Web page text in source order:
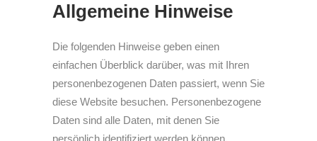
Allgemeine Hinweise
Die folgenden Hinweise geben einen
einfachen Überblick darüber, was mit Ihren
personenbezogenen Daten passiert, wenn Sie
diese Website besuchen. Personenbezogene
Daten sind alle Daten, mit denen Sie
persönlich identifiziert werden können.